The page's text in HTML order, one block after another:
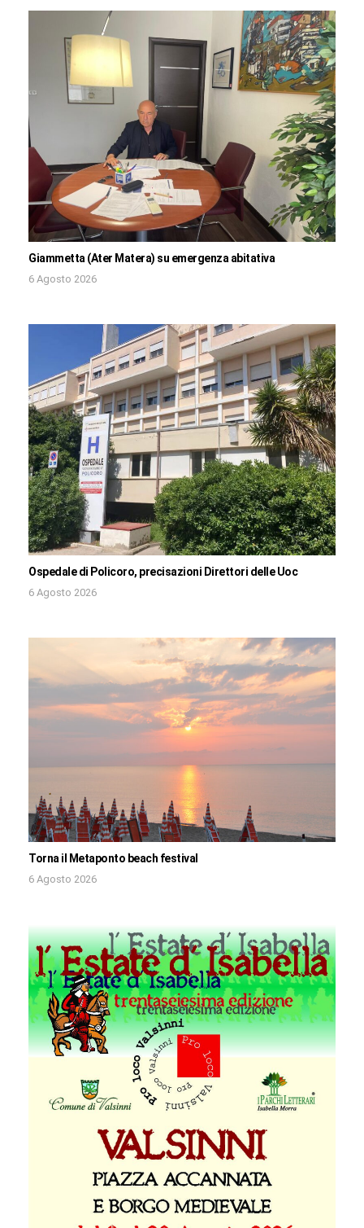
Giammetta (Ater Matera) su emergenza abitativa
6 Agosto 2026
Ospedale di Policoro, precisazioni Direttori delle Uoc
6 Agosto 2026
Torna il Metaponto beach festival
6 Agosto 2026